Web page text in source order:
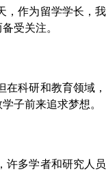
作为留学学长，
受关注。
在科研和教育领域
子前来追求梦想。
多学者和研究人